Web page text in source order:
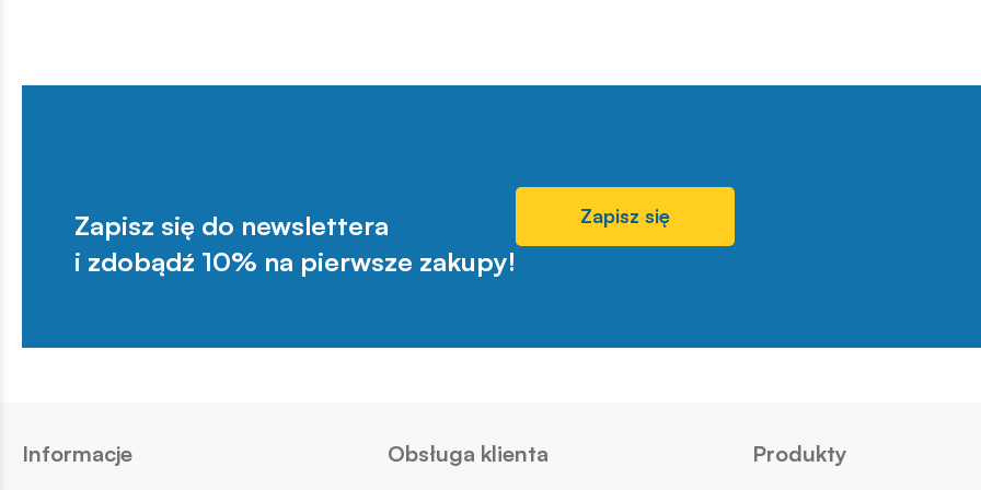
Zapisz się do newslettera
i zdobądź 10% na pierwsze zakupy!
Zapisz się
Informacje Obsługa klienta Produkty